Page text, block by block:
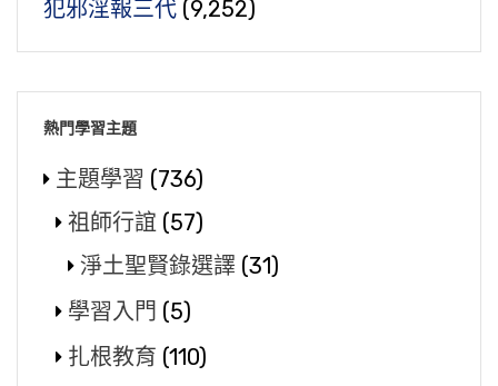
犯邪淫報三代 (9,252)
熱門學習主題
主題學習 (736)
祖師行誼 (57)
淨土聖賢錄選譯 (31)
學習入門 (5)
扎根教育 (110)